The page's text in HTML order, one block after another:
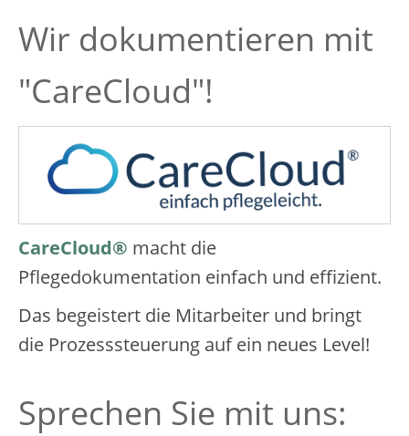
Wir dokumentieren mit
"CareCloud"!
CareCloud® macht die
Pflegedokumentation einfach und effizient.
Das begeistert die Mitarbeiter und bringt
die Prozesssteuerung auf ein neues Level!
Sprechen Sie mit uns: